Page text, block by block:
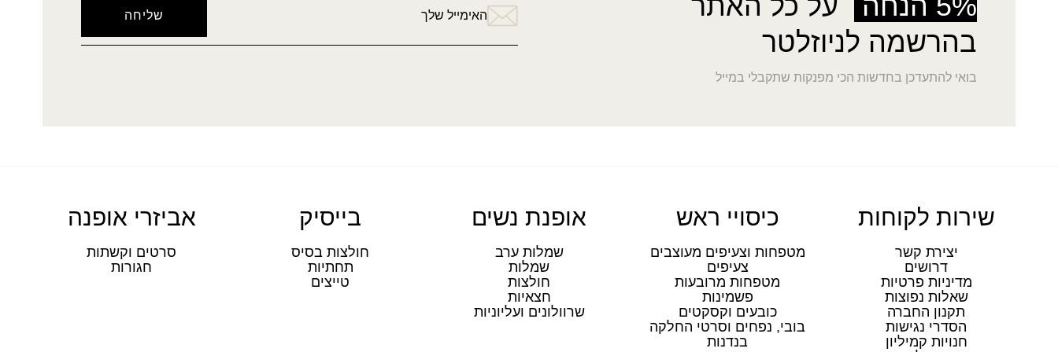
בהרשמה לניוזלטר
בואי להתעדכן בחדשות הכי מפנקות שתקבלי במייל
האימייל שלך
שירות לקוחות
יצירת קשר
דרושים
מדיניות פרטיות
שאלות נפוצות
תקנון החברה
הסדרי נגישות
חנויות קמיליון
כיסויי ראש
מטפחות וצעיפים מעוצבים
צעיפים
מטפחות מרובעות
פשמינות
כובעים וקסקטים
בובי, נפחים וסרטי החלקה
בנדנות
אופנת נשים
שמלות ערב
שמלות
חולצות
חצאיות
שרוולונים ועליוניות
בייסיק
חולצות בסיס
תחתיות
טייצים
אביזרי אופנה
סרטים וקשתות
חגורות